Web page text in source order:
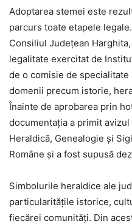
Adoptarea stemei este
parcurs toate etapele
Consiliul Județean
legalitate exercitat de
de o comisie de
domenii precum istorie,
Înainte de aprobarea prin
documentația a primit
Heraldică, Genealogie și
Române și a fost supusă
Simbolurile heraldice ale
particularitățile istorice,
fiecărei comunități. Din